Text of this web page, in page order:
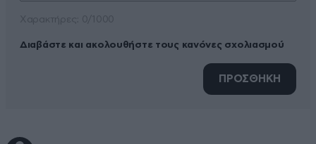
Διαβάστε και ακολουθήστε τους κανόνες σχολιασμού
ΠΡΟΣΘΗΚΗ